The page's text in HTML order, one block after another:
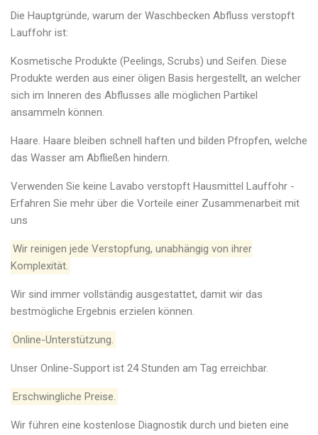
Die Hauptgründe, warum der Waschbecken Abfluss verstopft
Lauffohr ist:
Kosmetische Produkte (Peelings, Scrubs) und Seifen. Diese
Produkte werden aus einer öligen Basis hergestellt, an welcher
sich im Inneren des Abflusses alle möglichen Partikel
ansammeln können.
Haare. Haare bleiben schnell haften und bilden Pfropfen, welche
das Wasser am Abfließen hindern.
Verwenden Sie keine Lavabo verstopft Hausmittel Lauffohr -
Erfahren Sie mehr über die Vorteile einer Zusammenarbeit mit
uns
Wir reinigen jede Verstopfung, unabhängig von ihrer
Komplexität.
Wir sind immer vollständig ausgestattet, damit wir das
bestmögliche Ergebnis erzielen können.
Online-Unterstützung.
Unser Online-Support ist 24 Stunden am Tag erreichbar.
Erschwingliche Preise.
Wir führen eine kostenlose Diagnostik durch und bieten eine